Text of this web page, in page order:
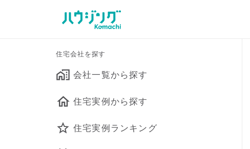
住宅会社を探す
会社一覧から探す
住宅実例から探す
住宅実例ランキング